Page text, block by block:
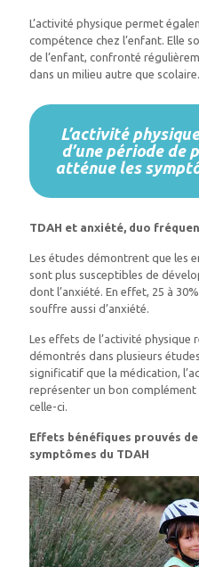
L’activité physique permet
compétence chez l’enfant. Elle
de l’enfant, confronté
dans un milieu autre que scolaire.
L’activité
d’une période de
atténue les
TDAH et anxiété, duo
Les études démontrent que les
sont plus susceptibles de
dont l’anxiété. En effet, 25 à
souffre aussi d’anxiété.
Les effets de l’activité physique
démontrés dans plusieurs
significatif que la médication,
représenter un bon
celle-ci.
Effets bénéfiques prouvés de
symptômes du TDAH